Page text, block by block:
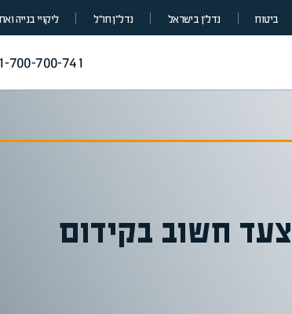
ביטוח נדל”ן בישראל נדל״ן חו״ל ליקויי בנייה
1-700-700-741
חשוב בקידום